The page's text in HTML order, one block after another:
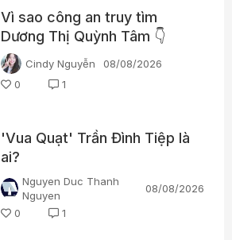
Vì sao công an truy tìm
Dương Thị Quỳnh Tâm 👇
Cindy Nguyễn
08/08/2026
0
1
'Vua Quạt' Trần Đình Tiệp là
ai?
Nguyen Duc Thanh
Nguyen
08/08/2026
0
1